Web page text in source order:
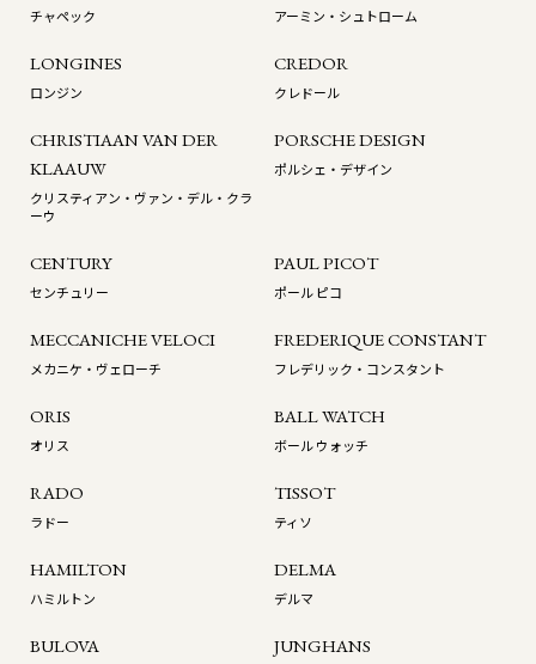
チャペック アーミン・シュトローム
LONGINES
ロンジン
CREDOR
クレドール
CHRISTIAAN VAN DER
KLAAUW
クリスティアン・ヴァン・デル・クラ
ーウ
PORSCHE DESIGN
ポルシェ・デザイン
CENTURY
センチュリー
PAUL PICOT
ポール ピコ
MECCANICHE VELOCI
メカニケ・ヴェローチ
FREDERIQUE CONSTANT
フレデリック・コンスタント
ORIS
オリス
BALL WATCH
ボール ウォッチ
RADO
ラドー
TISSOT
ティソ
HAMILTON
ハミルトン
DELMA
デルマ
BULOVA JUNGHANS